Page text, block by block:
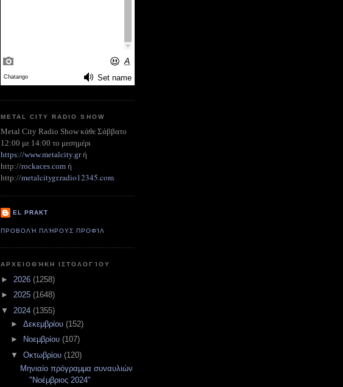
METAL CITY RADIO SHOW
Metal City Radio Show κάθε Σάββατο
12:00 με 14:00 το μεσημέρι
https://www.metalcity.grή
http://rockaces.com ή
http://metalcitygr.radio12345.com
EL PRAKT
ΠΡΟΒΟΛΉ ΠΛΉΡΟΥΣ ΠΡΟΦΊΛ
ΑΡΧΕΙΟΘΉΚΗ ΙΣΤΟΛΟΓΊΟΥ
► 2026 (1258)
► 2025 (1648)
▼ 2024 (1355)
► Δεκεμβρίου (152)
►
Νοεμβρίου (107)
▼ Οκτωβρίου (120)
Μηνιαίο πρόγραμμα συναυλιών
"Νοέμβριος 2024"